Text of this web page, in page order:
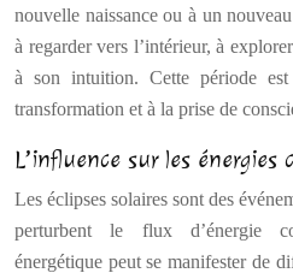
nouvelle naissance ou à un
à regarder vers l’intérieur, à
à son intuition. Cette période
transformation et à la prise de
L’influence sur les énergies
Les éclipses solaires sont des
perturbent le flux d’énergie
énergétique peut se manifester de